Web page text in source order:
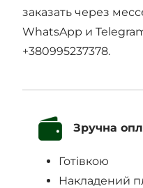
заказать через
WhatsApp и
+380995237378.
Зручна
Готівкою
Накладений